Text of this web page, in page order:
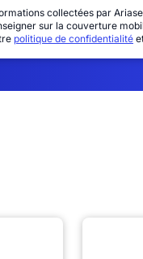
collectées par
sur la couverture
politique de confidentialité